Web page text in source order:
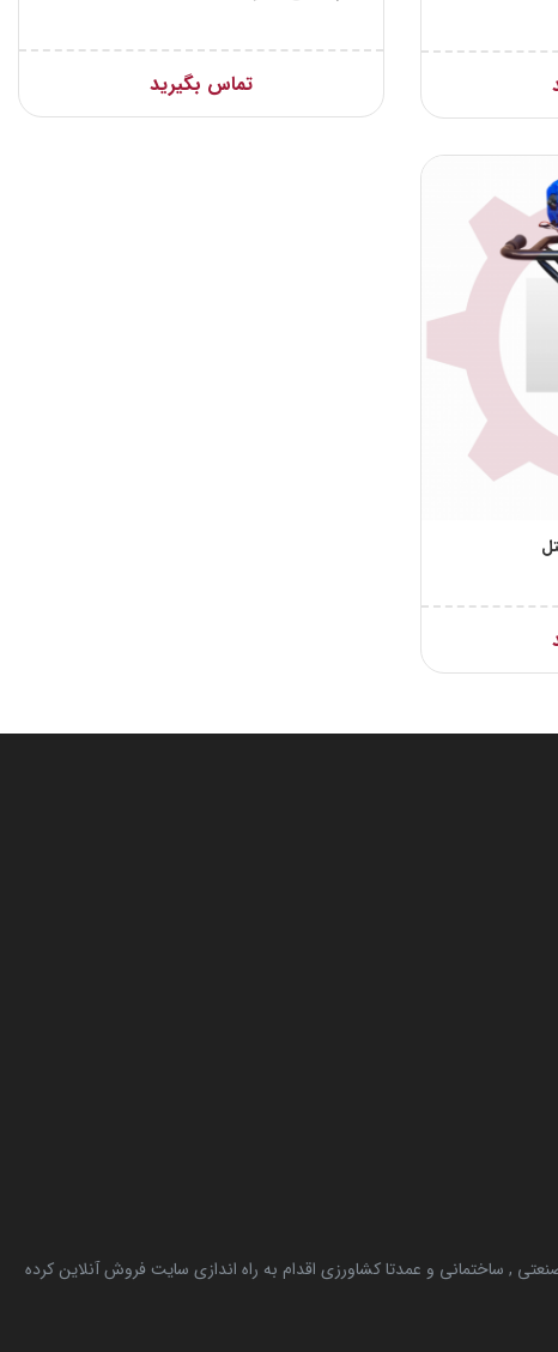
تماس بگیرید
, ساختمانی و عمدتا کشاورزی اقدام به راه اندازی سایت فروش آنلاین کرده